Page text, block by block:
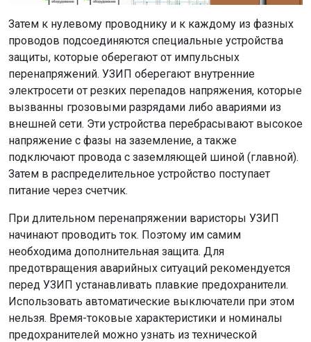
Затем к нулевому проводнику и к каждому из фазных
проводов подсоединяются специальные устройства
защиты, которые оберегают от импульсных
перенапряжений. УЗИП оберегают внутренние
электросети от резких перепадов напряжения, которые
вызванны грозовыми разрядами либо авариями из
внешней сети. Эти устройства перебрасывают высокое
напряжение с фазы на заземление, а также
подключают провода с заземляющей шиной (главной).
Затем в распределительное устройство поступает
питание через счетчик.
При длительном перенапряжении варисторы УЗИП
начинают проводить ток. Поэтому им самим
необходима дополнительная защита. Для
предотвращения аварийных ситуаций рекомендуется
перед УЗИП устанавливать плавкие предохранители.
Использовать автоматические выключатели при этом
нельзя. Время-токовые характеристики и номиналы
предохранителей можно узнать из технической